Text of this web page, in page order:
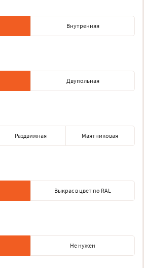
Внутренняя
Двупольная
Раздвижная Маятниковая
Выкрас в цвет по RAL
Не нужен